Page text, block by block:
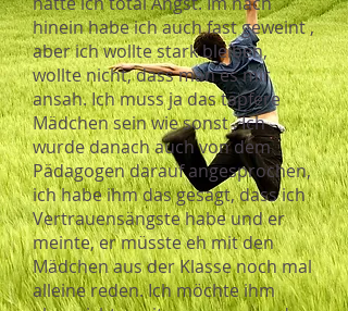
hinein habe ich auch fast geweint ,
aber ich wollte stark bleiben,
wollte nicht, dass man es mir
ansah. Ich muss ja das tapfere
Mädchen sein wie sonst . Ich
wurde danach auch von dem
Pädagogen darauf angesprochen,
ich habe ihm das gesagt, dass ich
Vertrauensängste habe und er
meinte, er müsste eh mit den
Mädchen aus der Klasse noch mal
alleine reden. Ich möchte ihm